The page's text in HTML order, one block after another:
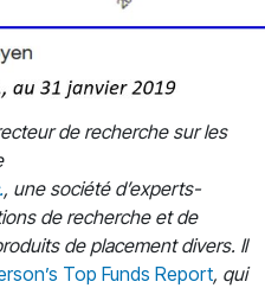
de recherche sur les
, une société d’experts-
de recherche et de
de placement divers. Il
Top Funds Report, qui